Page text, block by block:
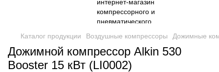
Каталог продукции Воздушные компрессоры Дожимные
Дожимной компрессор Alkin 530
Booster 15 кВт (LI0002)